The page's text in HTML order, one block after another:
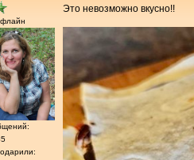
Это невозможно вкусно!!